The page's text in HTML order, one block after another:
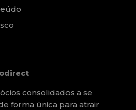
consolidados a se
forma única para atrair